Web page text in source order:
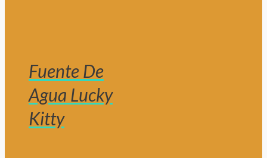
Fuente De
Agua Lucky
Kitty